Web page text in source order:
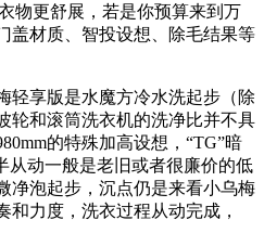
物更舒展，若是你预算来到万
盖材质、智投设想、除毛结果等
享版是水魔方冷水洗起步（除
轮和滚筒洗衣机的洗净比并不具
的特殊加高设想，“TG”暗
从动一般是老旧或者很廉价的低
净泡起步，沉点仍是来看小乌梅
和力度，洗衣过程从动完成，